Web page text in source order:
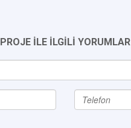
PROJE İLE İLGİLİ YORUMLAR